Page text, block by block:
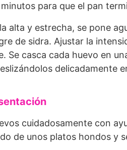
para que el pan
alta y estrecha, se pone
de sidra. Ajustar la
Se casca cada huevo en
delicadamente
cuidadosamente con
de unos platos hondos y